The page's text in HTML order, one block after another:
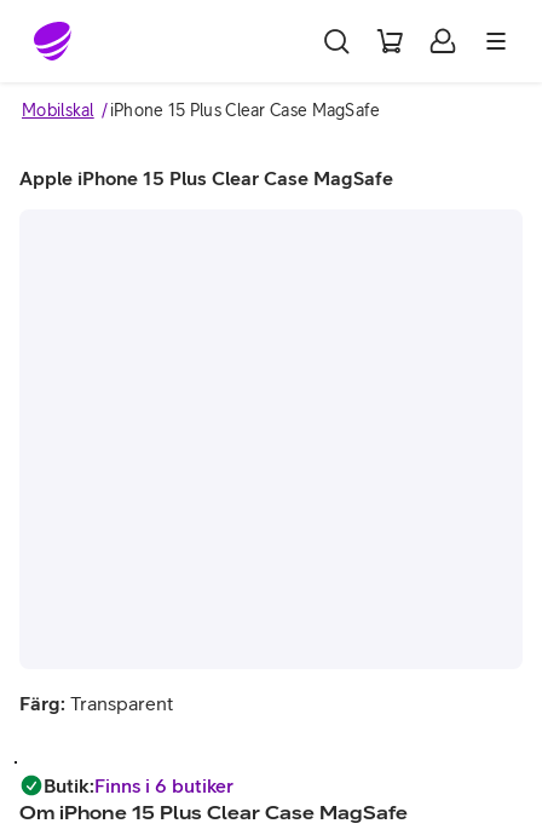
Gå till sidans innehåll
Mobilskal iPhone 15 Plus Clear Case MagSafe
Apple iPhone 15 Plus Clear Case MagSafe
Färg: Transparent
Butik:Finns i 6 butiker
Om iPhone 15 Plus Clear Case MagSafe